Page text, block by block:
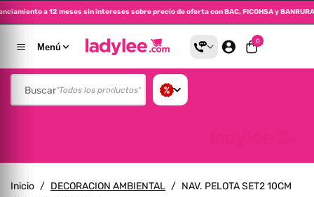
Al Contenido
a 12 meses sin intereses sobre precio de oferta con BAC, FICOHSA y
Buscar"Todos los productos"
Menú
0
0 artículos
Inicio / DECORACION AMBIENTAL / NAV. PELOTA SET2 10CM